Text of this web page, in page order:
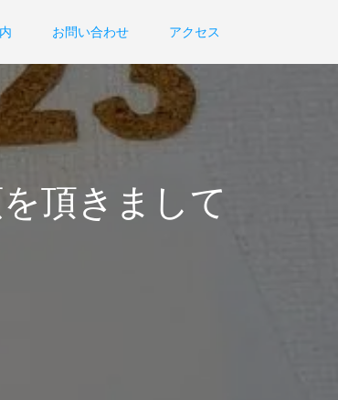
お問い合わせ アクセス
頂きまして